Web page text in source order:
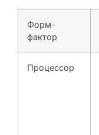
Форм-
фактор
Процессор